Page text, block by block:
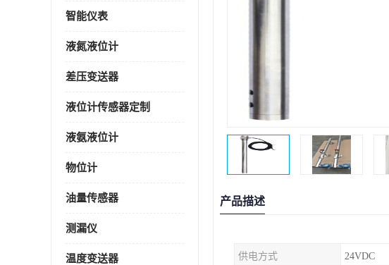
智能仪表
液氮液位计
差压变送器
液位计传感器定制
液氨液位计
物位计
油量传感器
测漏仪
温度变送器
产品描述
供电方式 24VDC